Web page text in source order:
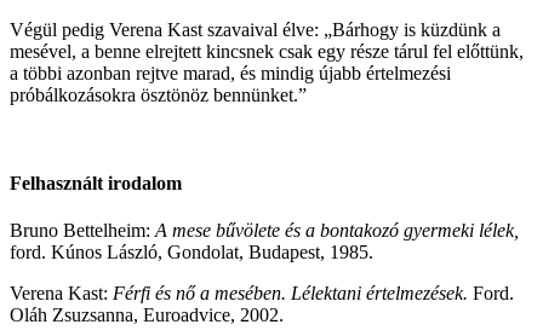
Végül pedig Verena Kast szavaival élve: „Bárhogy is küzdünk a
mesével, a benne elrejtett kincsnek csak egy része tárul fel előttünk,
a többi azonban rejtve marad, és mindig újabb értelmezési
próbálkozásokra ösztönöz bennünket.”
Felhasznált irodalom
Bruno Bettelheim: A mese bűvölete és a bontakozó gyermeki lélek,
ford. Kúnos László, Gondolat, Budapest, 1985.
Verena Kast: Férfi és nő a mesében. Lélektani értelmezések. Ford.
Oláh Zsuzsanna, Euroadvice, 2002.